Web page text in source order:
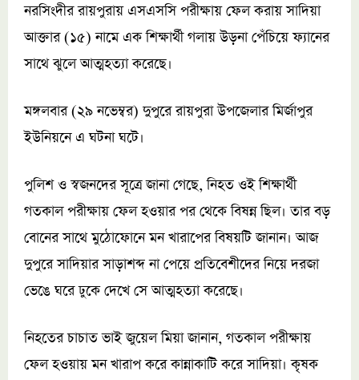
নরসিংদীর রায়পুরায় এসএসসি পরীক্ষায় ফেল করায় সাদিয়া
আক্তার (১৫) নামে এক শিক্ষার্থী গলায় উড়না পেঁচিয়ে ফ্যানের
সাথে ঝুলে আত্মহত্যা করেছে।
মঙ্গলবার (২৯ নভেম্বর) দুপুরে রায়পুরা উপজেলার মির্জাপুর
ইউনিয়নে এ ঘটনা ঘটে।
পুলিশ ও স্বজনদের সূত্রে জানা গেছে, নিহত ওই শিক্ষার্থী
গতকাল পরীক্ষায় ফেল হওয়ার পর থেকে বিষন্ন ছিল। তার বড়
বোনের সাথে মুঠোফোনে মন খারাপের বিষয়টি জানান। আজ
দুপুরে সাদিয়ার সাড়াশব্দ না পেয়ে প্রতিবেশীদের নিয়ে দরজা
ভেঙে ঘরে ঢুকে দেখে সে আত্মহত্যা করেছে।
নিহতের চাচাত ভাই জুয়েল মিয়া জানান, গতকাল পরীক্ষায়
ফেল হওয়ায় মন খারাপ করে কান্নাকাটি করে সাদিয়া। কৃষক